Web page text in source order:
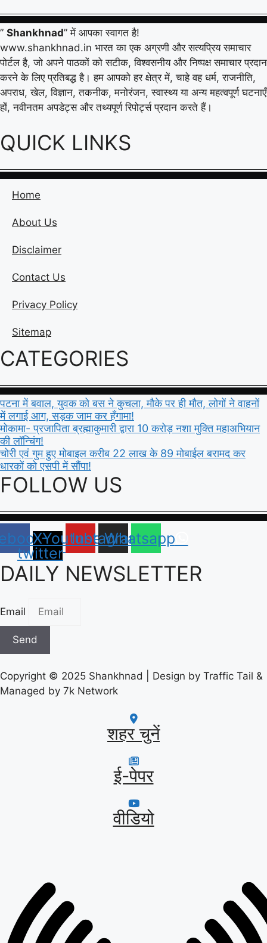
” Shankhnad” में आपका स्वागत है!
www.shankhnad.in भारत का एक अग्रणी और सत्यप्रिय समाचार
पोर्टल है, जो अपने पाठकों को सटीक, विश्वसनीय और निष्पक्ष समाचार प्रदान
करने के लिए प्रतिबद्ध है। हम आपको हर क्षेत्र में, चाहे वह धर्म, राजनीति,
अपराध, खेल, विज्ञान, तकनीक, मनोरंजन, स्वास्थ्य या अन्य महत्वपूर्ण घटनाएँ
हों, नवीनतम अपडेट्स और तथ्यपूर्ण रिपोर्ट्स प्रदान करते हैं।
QUICK LINKS
Home
About Us
Disclaimer
Contact Us
Privacy Policy
Sitemap
CATEGORIES
पटना में बवाल, युवक को बस ने कुचला, मौके पर ही मौत, लोगों ने वाहनों
में लगाई आग, सड़क जाम कर हँगामा!
मोकामा- प्रजापिता ब्रह्माकुमारी द्वारा 10 करोड़ नशा मुक्ति महाअभियान
की लॉन्चिंग!
चोरी एवं गुम हुए मोबाइल करीब 22 लाख के 89 मोबाईल बरामद कर
धारकों को एसपी में सौंपा!
FOLLOW US
X-
twitter
YoutubeInstagram
Whatsapp
DAILY NEWSLETTER
Email
Send
Copyright © 2025 Shankhnad | Design by Traffic Tail &
Managed by 7k Network
शहर चुनें
ई-पेपर
वीडियो